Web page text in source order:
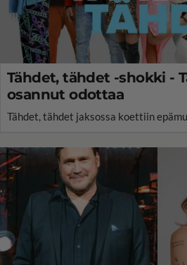
Tähdet, tähdet -shokki -
osannut odottaa
Tähdet, tähdet jaksossa koettiin